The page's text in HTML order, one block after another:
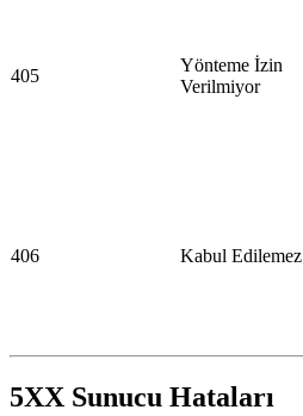
405
Yönteme İzin
Verilmiyor
406 Kabul Edilemez
5XX Sunucu Hataları